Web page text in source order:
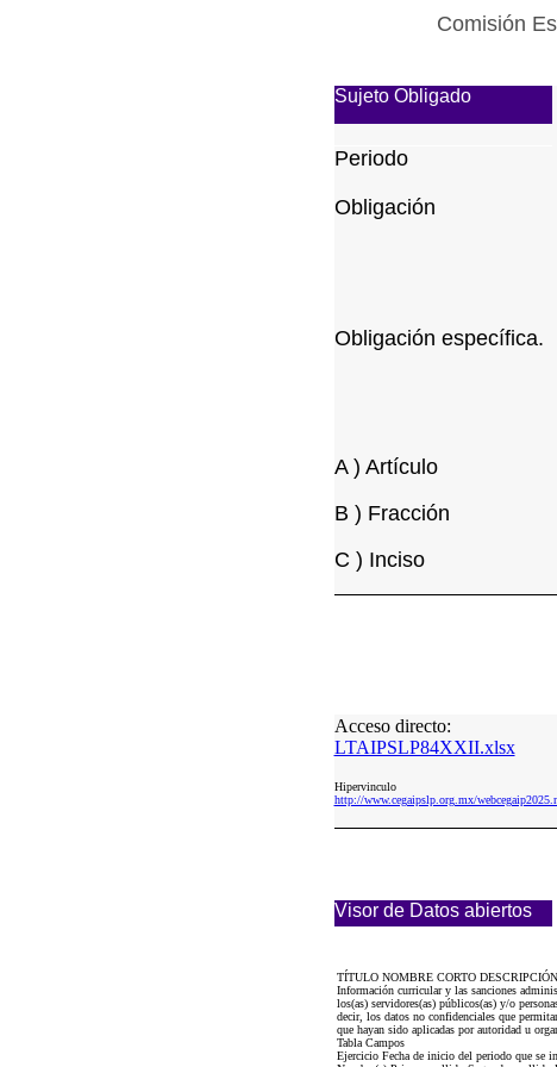
Comisión
Sujeto Obligado
Periodo
Obligación
Obligación específica.
A ) Artículo
B ) Fracción
C ) Inciso
Acceso directo:
LTAIPSLP84XXII.xlsx
Hipervinculo
http://www.cegaipslp.org.mx/
Visor de Datos abiertos
TÍTULO NOMBRE CORTO DESCRIPCIÓN
Información curricular y las sanciones
los(as) servidores(as) públicos(as) y/o
decir, los datos no confidenciales que
que hayan sido aplicadas por autoridad u
Tabla Campos
Ejercicio Fecha de inicio del periodo que se